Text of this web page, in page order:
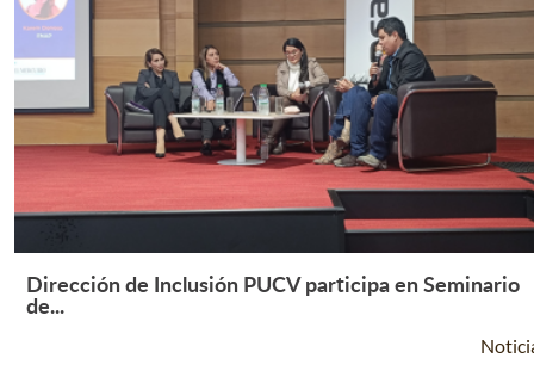
Leer Más +
Dirección de Inclusión PUCV participa en Seminario
de...